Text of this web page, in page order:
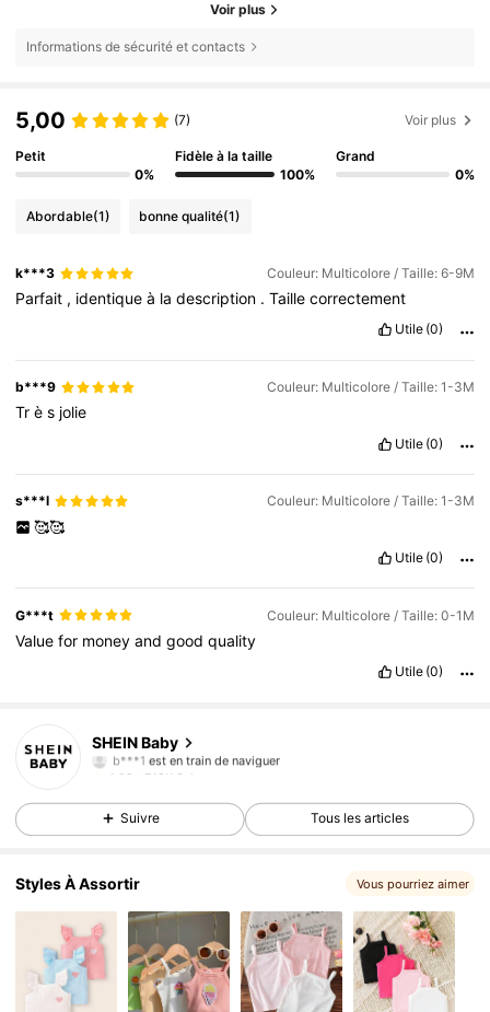
Voir plus
Informations de sécurité et contacts
5,00 (7) Voir plus
Petit
0%
Fidèle à la taille
100%
Grand
0%
Abordable(1) bonne qualité(1)
k***3 Couleur: Multicolore / Taille: 6-9M
Parfait , identiqueà ladescription .Taillecorrectement
Utile (0)
b***9 Couleur: Multicolore / Taille: 1-3M
Très jolie
Utile (0)
s***l Couleur: Multicolore / Taille: 1-3M
🥰🥰
Utile (0)
G***t Couleur: Multicolore / Taille: 0-1M
Valuefor moneyandgoodquality
Utile (0)
SHEIN Baby
b***1est en train de naviguer
4,92
743K Suiveurs
4,92 743K Suiveurs
4,92 743K Suiveurs
4,92
4,92 743K Suiveurs
4,92 743K Suiveurs
4,92 743K Suiveurs
Suivre Tous les articles
Styles À Assortir Vous pourriez aimer